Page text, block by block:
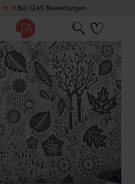
★ ★Bei 1245 Bewertungen